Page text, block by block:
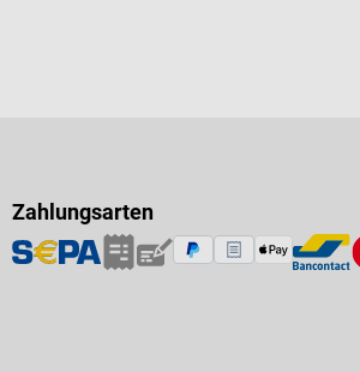
Zahlungsarten